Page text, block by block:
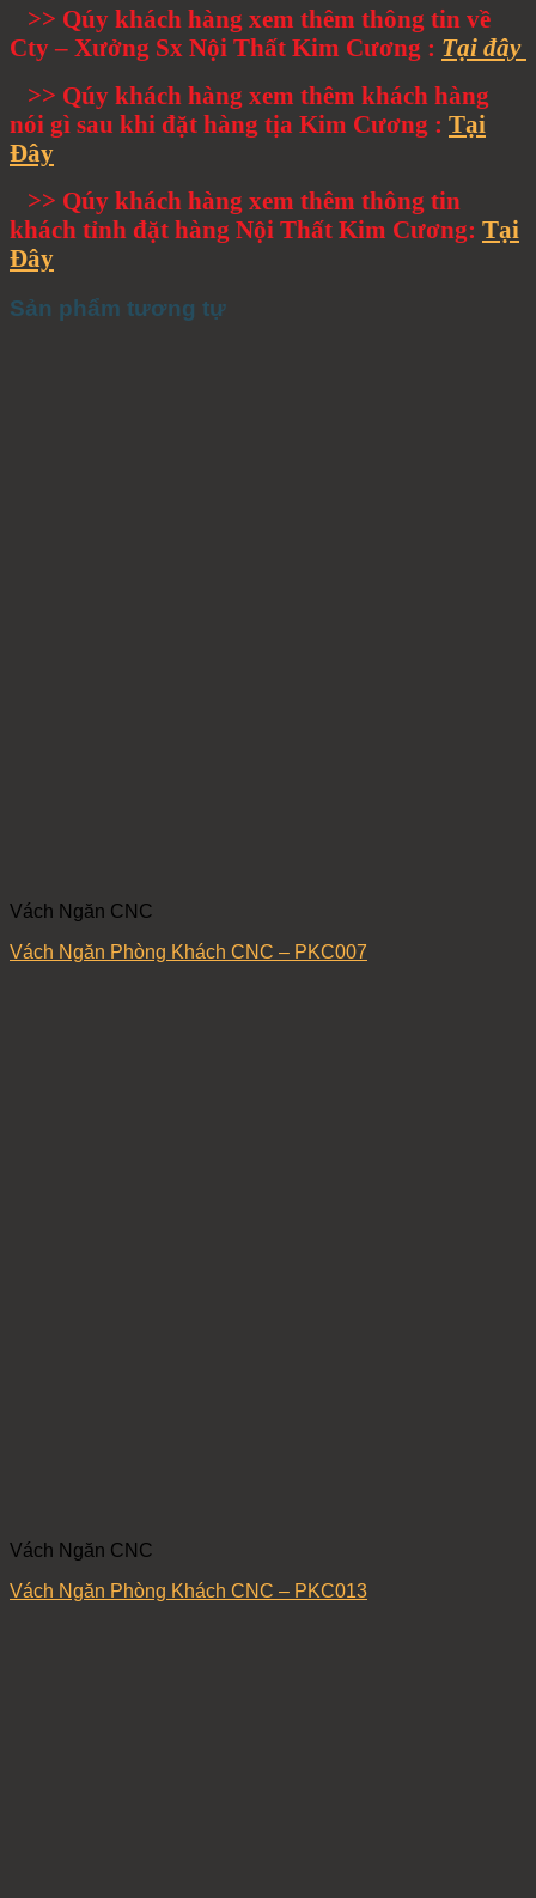
>> Qúy khách hàng xem thêm thông tin về
Cty – Xưởng Sx Nội Thất Kim Cương : Tại đây
>> Qúy khách hàng xem thêm khách hàng
nói gì sau khi đặt hàng tịa Kim Cương : Tại
Đây
>> Qúy khách hàng xem thêm thông tin
khách tỉnh đặt hàng Nội Thất Kim Cương: Tại
Đây
Sản phẩm tương tự
Vách Ngăn CNC
Vách Ngăn Phòng Khách CNC – PKC007
Vách Ngăn CNC
Vách Ngăn Phòng Khách CNC – PKC013